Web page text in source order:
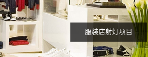
服装店射灯项目